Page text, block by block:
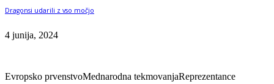
Dragonsi udarili z vso močjo
4 junija, 2024
Evropsko prvenstvoMednarodna tekmovanjaReprezentance